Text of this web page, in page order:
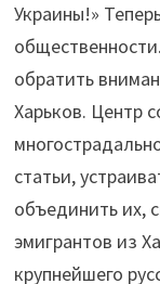
Украины!»
обратить
Харьков. Центр
статьи,
объединить их,
эмигрантов из
крупнейшего